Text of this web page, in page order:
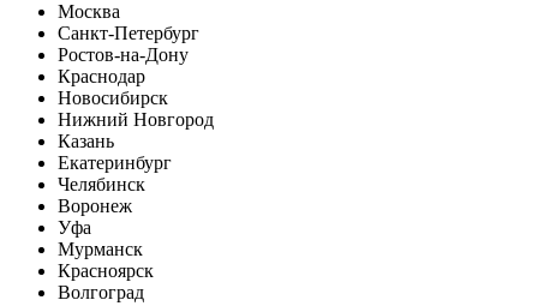
Москва
Санкт-Петербург
Ростов-на-Дону
Краснодар
Новосибирск
Нижний Новгород
Казань
Екатеринбург
Челябинск
Воронеж
Уфа
Мурманск
Красноярск
Волгоград